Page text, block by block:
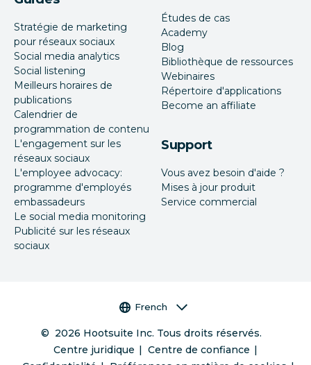
Stratégie de marketing
pour réseaux sociaux
Social media analytics
Social listening
Meilleurs horaires de
publications
Calendrier de
programmation de contenu
L'engagement sur les
réseaux sociaux
L'employee advocacy:
programme d'employés
embassadeurs
Le social media monitoring
Publicité sur les réseaux
sociaux
Études de cas
Academy
Blog
Bibliothèque de ressources
Webinaires
Répertoire d'applications
Become an affiliate
Support
Vous avez besoin d'aide ?
Mises à jour produit
Service commercial
Sélecteur de langue
French
© 2026 Hootsuite Inc. Tous droits réservés.
Centre juridique
Centre de confiance